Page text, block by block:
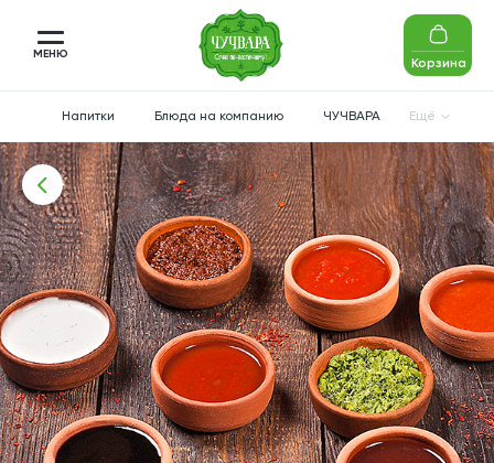
МЕНЮ
Корзина
Напитки Блюда на компанию ЧУЧВАРА Ещё